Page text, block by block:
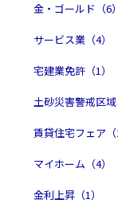
金・ゴールド（6）
サービス業（4）
宅建業免許（1）
土砂災害警戒区域
賃貸住宅フェア（
マイホーム（4）
金利上昇（1）